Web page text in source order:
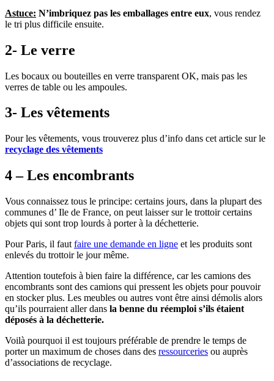
Astuce: N’imbriquez pas les emballages entre eux, vous rendez
le tri plus difficile ensuite.
2- Le verre
Les bocaux ou bouteilles en verre transparent OK, mais pas les
verres de table ou les ampoules.
3- Les vêtements
Pour les vêtements, vous trouverez plus d’info dans cet article sur le
recyclage des vêtements
4 – Les encombrants
Vous connaissez tous le principe: certains jours, dans la plupart des
communes d’ Ile de France, on peut laisser sur le trottoir certains
objets qui sont trop lourds à porter à la déchetterie.
Pour Paris, il faut faire une demande en ligne et les produits sont
enlevés du trottoir le jour même.
Attention toutefois à bien faire la différence, car les camions des
encombrants sont des camions qui pressent les objets pour pouvoir
en stocker plus. Les meubles ou autres vont être ainsi démolis alors
qu’ils pourraient aller dans la benne du réemploi s’ils étaient
déposés à la déchetterie.
Voilà pourquoi il est toujours préférable de prendre le temps de
porter un maximum de choses dans des ressourceries ou auprès
d’associations de recyclage.